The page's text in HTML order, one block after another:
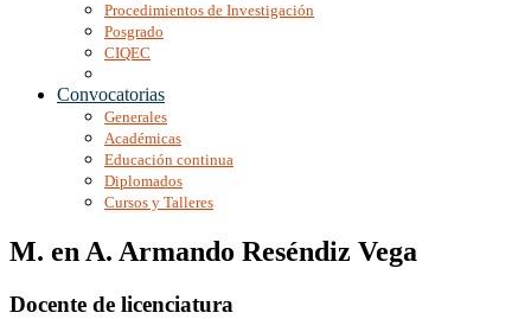
Procedimientos de Investigación
Posgrado
CIQEC
Convocatorias
Generales
Académicas
Educación continua
Diplomados
Cursos y Talleres
M. en A. Armando Reséndiz Vega
Docente de licenciatura